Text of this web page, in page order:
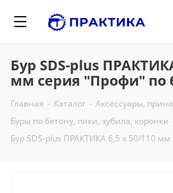
Бур SDS-plus
мм серия "Профи" по
Главная - Каталог - Аксессуары,
Буры по бетону, пики, зубила, коронки
Бур SDS-plus ПРАКТИКА 6,5 х 50/110